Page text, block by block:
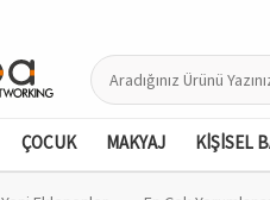
ÇOCUK MAKYAJ KİŞİSEL